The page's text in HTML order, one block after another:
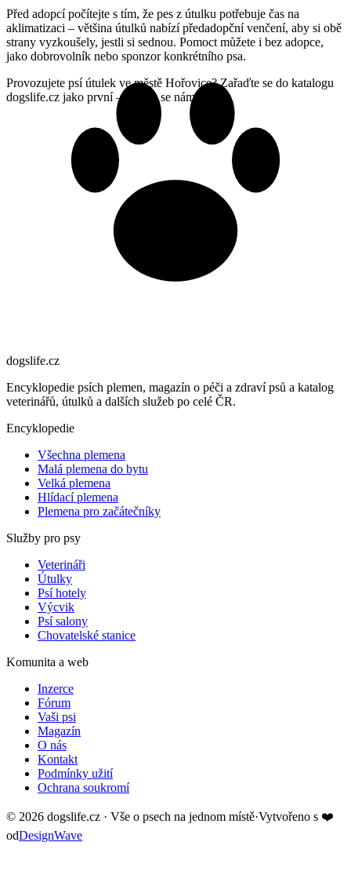
Před adopcí počítejte s tím, že pes z útulku potřebuje čas na
aklimatizaci – většina útulků nabízí předadopční venčení, aby si obě
strany vyzkoušely, jestli si sednou. Pomoct můžete i bez adopce,
jako dobrovolník nebo sponzor konkrétního psa.
Provozujete psí útulek ve městě Hořovice? Zařaďte se do katalogu
dogslife.cz jako první – ozvěte se nám.
dogslife.cz
Encyklopedie psích plemen, magazín o péči a zdraví psů a katalog
veterinářů, útulků a dalších služeb po celé ČR.
Encyklopedie
Všechna plemena
Malá plemena do bytu
Velká plemena
Hlídací plemena
Plemena pro začátečníky
Služby pro psy
Veterináři
Útulky
Psí hotely
Výcvik
Psí salony
Chovatelské stanice
Komunita a web
Inzerce
Fórum
Vaši psi
Magazín
O nás
Kontakt
Podmínky užití
Ochrana soukromí
© 2026 dogslife.cz · Vše o psech na jednom místě·Vytvořeno s ❤️
odDesignWave